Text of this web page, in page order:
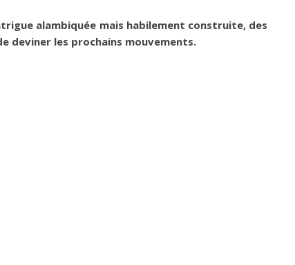
alambiquée mais habilement construite, des
deviner les prochains mouvements.